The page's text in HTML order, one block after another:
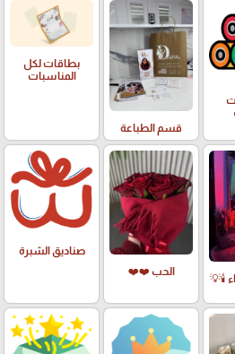
قسم الطباعة
بطاقات لكل
المناسبات
🕯️💡
الحب ❤️❤️
صناديق الشبرة